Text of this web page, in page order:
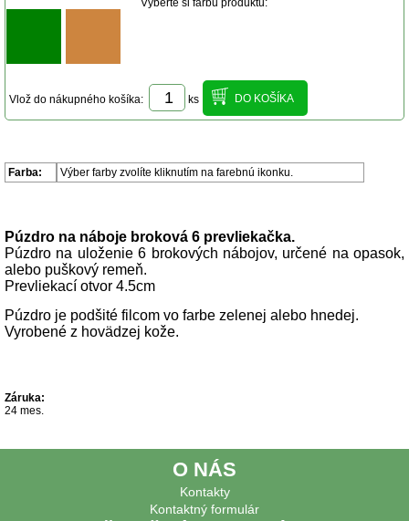
Vyberte si farbu produktu:
Vlož do nákupného košíka: ks
Farba: Výber farby zvolíte kliknutím na farebnú ikonku.
Púzdro na náboje broková 6 prevliekačka.
Púzdro na uloženie 6 brokových nábojov, určené na opasok,
alebo puškový remeň.
Prevliekací otvor 4.5cm
Púzdro je podšité filcom vo farbe zelenej alebo hnedej.
Vyrobené z hovädzej kože.
Záruka:
24 mes.
O NÁS
Kontakty
Kontaktný formulár